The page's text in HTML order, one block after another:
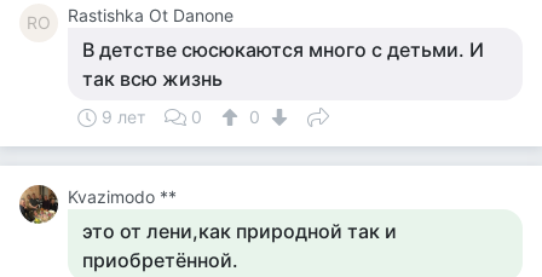
RO Rastishka Ot Danone
В детстве сюсюкаются много с детьми. И
так всю жизнь
9 лет 0 0
Kvazimodo **
это от лени,как природной так и
приобретённой.